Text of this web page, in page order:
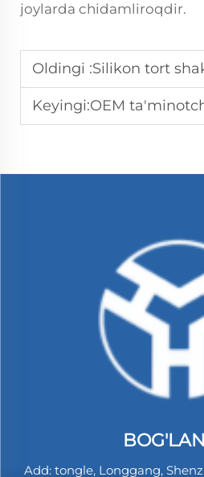
joylarda chidamliroqdir.
Oldingi :Silikon tort shakllari an'anaviy
Keyingi:OEM ta'minotchilari brendlarga moslashtirilgan
Add: tongle, Longgang,